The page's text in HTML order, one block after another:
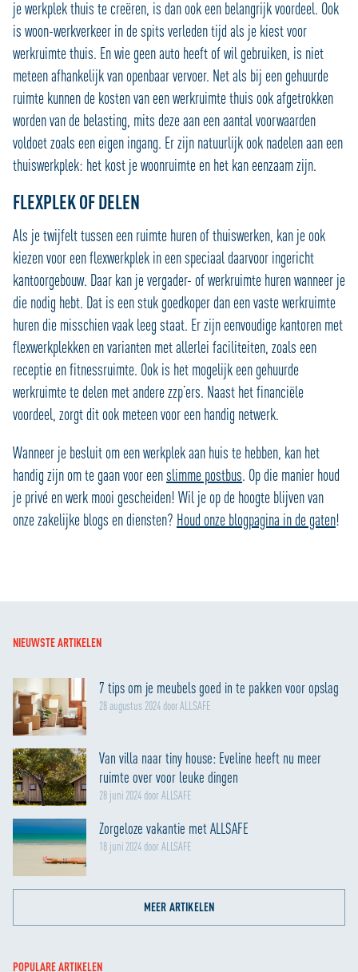
je werkplek thuis te creëren, is dan ook een belangrijk voordeel. Ook
is woon-werkverkeer in de spits verleden tijd als je kiest voor
werkruimte thuis. En wie geen auto heeft of wil gebruiken, is niet
meteen afhankelijk van openbaar vervoer. Net als bij een gehuurde
ruimte kunnen de kosten van een werkruimte thuis ook afgetrokken
worden van de belasting, mits deze aan een aantal voorwaarden
voldoet zoals een eigen ingang. Er zijn natuurlijk ook nadelen aan een
thuiswerkplek: het kost je woonruimte en het kan eenzaam zijn.
FLEXPLEK OF DELEN
Als je twijfelt tussen een ruimte huren of thuiswerken, kan je ook
kiezen voor een flexwerkplek in een speciaal daarvoor ingericht
kantoorgebouw. Daar kan je vergader- of werkruimte huren wanneer je
die nodig hebt. Dat is een stuk goedkoper dan een vaste werkruimte
huren die misschien vaak leeg staat. Er zijn eenvoudige kantoren met
flexwerkplekken en varianten met allerlei faciliteiten, zoals een
receptie en fitnessruimte. Ook is het mogelijk een gehuurde
werkruimte te delen met andere zzp’ers. Naast het financiële
voordeel, zorgt dit ook meteen voor een handig netwerk.
Wanneer je besluit om een werkplek aan huis te hebben, kan het
handig zijn om te gaan voor eenslimme postbus. Op die manier houd
je privé en werk mooi gescheiden! Wil je op de hoogte blijven van
onze zakelijke blogs en diensten? Houd onze blogpagina in de gaten!
NIEUWSTE ARTIKELEN
7 tips om je meubels goed in te pakken voor opslag
28 augustus 2024 door ALLSAFE
Van villa naar tiny house: Eveline heeft nu meer
ruimte over voor leuke dingen
28 juni 2024 door ALLSAFE
Zorgeloze vakantie met ALLSAFE
18 juni 2024 door ALLSAFE
MEER ARTIKELEN
POPULARE ARTIKELEN